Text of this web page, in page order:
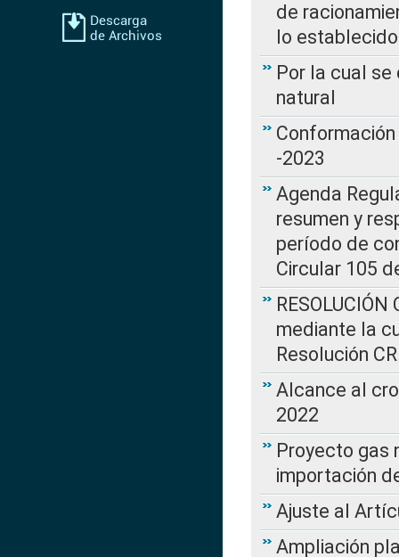
de
lo
Por la cual
natural
-2023
Agenda
resumen y
período de
Circular 105
mediante la
Resolución
Alcance al
2022
Proyecto gas
importación
Ajuste al
Ampliación